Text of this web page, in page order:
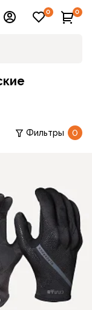
0 0
Фильтры 0